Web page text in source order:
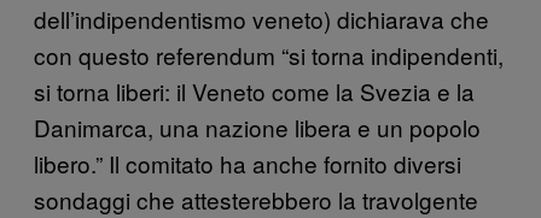
dell’indipendentismo veneto) dichiarava che
con questo referendum “si torna indipendenti,
si torna liberi: il Veneto come la Svezia e la
Danimarca, una nazione libera e un popolo
libero.” Il comitato ha anche fornito diversi
sondaggi che attesterebbero la travolgente